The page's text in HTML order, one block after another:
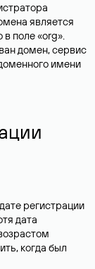
является
поле «org».
домен, сервис
имени
регистрации
дата
когда был